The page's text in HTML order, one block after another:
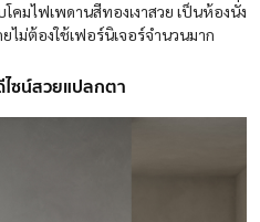
คมไฟเพดานสีทองเงาสวย เป็นห้องนั่ง
ไม่ต้องใช้เฟอร์นิเจอร์จำนวนมาก
ไซน์สวยแปลกตา